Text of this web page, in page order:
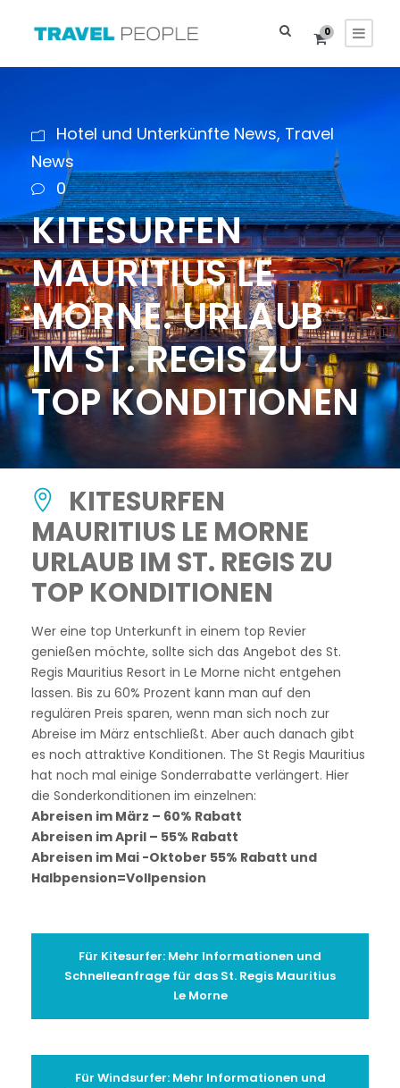
0
Hotel und Unterkünfte News, Travel
News
0
KITESURFEN
MAURITIUS LE
MORNE. URLAUB
IM ST. REGIS ZU
TOP KONDITIONEN
KITESURFEN
MAURITIUS LE MORNE
URLAUB IM ST. REGIS ZU
TOP KONDITIONEN
Wer eine top Unterkunft in einem top Revier
genießen möchte, sollte sich das Angebot des St.
Regis Mauritius Resort in Le Morne nicht entgehen
lassen. Bis zu 60% Prozent kann man auf den
regulären Preis sparen, wenn man sich noch zur
Abreise im März entschließt. Aber auch danach gibt
es noch attraktive Konditionen. The St Regis Mauritius
hat noch mal einige Sonderrabatte verlängert. Hier
die Sonderkonditionen im einzelnen:
Abreisen im März – 60% Rabatt
Abreisen im April – 55% Rabatt
Abreisen im Mai -Oktober 55% Rabatt und
Halbpension=Vollpension
Für Kitesurfer: Mehr Informationen und
Schnelleanfrage für das St. Regis Mauritius
Le Morne
Für Windsurfer: Mehr Informationen und